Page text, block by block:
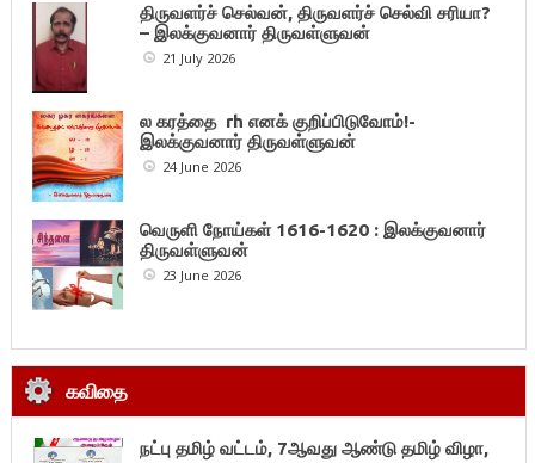
திருவளர்ச் செல்வன், திருவளர்ச் செல்வி சரியா?
– இலக்குவனார் திருவள்ளுவன்
21 July 2026
ல கரத்தை rh எனக் குறிப்பிடுவோம்!-
இலக்குவனார் திருவள்ளுவன்
24 June 2026
வெருளி நோய்கள் 1616-1620 : இலக்குவனார்
திருவள்ளுவன்
23 June 2026
கவிதை
நட்பு தமிழ் வட்டம், 7ஆவது ஆண்டு தமிழ் விழா,